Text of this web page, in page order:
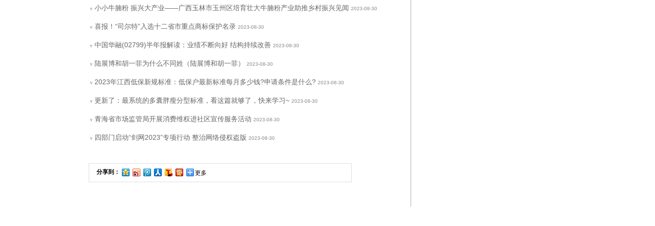
v 小小牛腩粉 振兴大产业——广西玉林市玉州区培育壮大牛腩粉产业助推乡村振兴见闻 2023-08-30
v 喜报！“司尔特”入选十二省市重点商标保护名录 2023-08-30
v 中国华融(02799)半年报解读：业绩不断向好 结构持续改善 2023-08-30
v 陆展博和胡一菲为什么不同姓（陆展博和胡一菲） 2023-08-30
v 2023年江西低保新规标准：低保户最新标准每月多少钱?申请条件是什么? 2023-08-30
v 更新了：最系统的多囊胖瘦分型标准，看这篇就够了，快来学习~ 2023-08-30
v 青海省市场监管局开展消费维权进社区宣传服务活动 2023-08-30
v 四部门启动“剑网2023”专项行动 整治网络侵权盗版 2023-08-30
分享到： 更多